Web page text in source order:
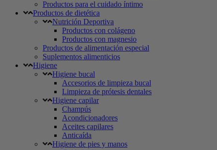
Productos para el cuidado íntimo
Productos de dietética
Nutrición Deportiva
Productos con colágeno
Productos con magnesio
Productos de alimentación especial
Suplementos alimenticios
Higiene
Higiene bucal
Accesorios de limpieza bucal
Limpieza de prótesis dentales
Higiene capilar
Champús
Acondicionadores
Aceites capilares
Anticaída
Higiene de pies y manos